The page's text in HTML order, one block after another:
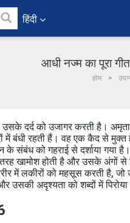
हिंदी
आधी नज्म का पूरा
होम
दर्द को उजागर करती है।
बंधी रहती हैं। वह एक कैद से मुक्त
के संबंध को गहराई से दर्शाया गया
तरह खामोश होती है और उसके
में लकीरों को महसूस करती है,
अदृश्यता को शब्दों में पिरोया